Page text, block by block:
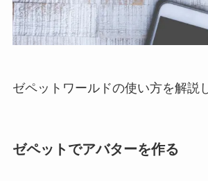
ゼペットワールドの使い方を解説
ゼペットでアバターを作る